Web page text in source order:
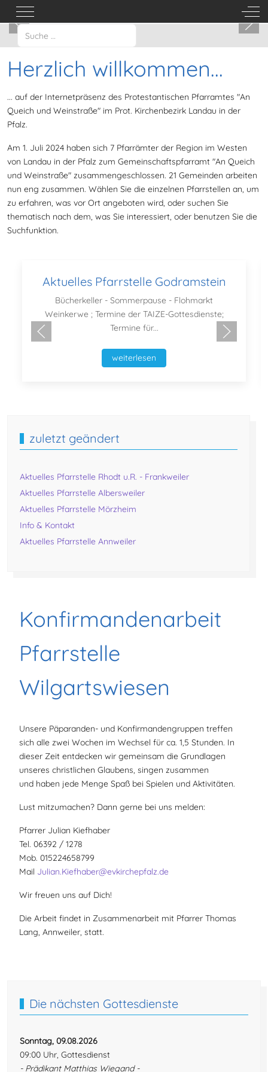
Mobile Menu Toggle
Off-
Suchbegriff eingeben:
Herzlich willkommen...
... auf der Internetpräsenz des Protestantischen Pfarramtes "An
Queich und Weinstraße" im Prot. Kirchenbezirk Landau in der
Pfalz.
Am 1. Juli 2024 haben sich 7 Pfarrämter der Region im Westen
von Landau in der Pfalz zum Gemeinschaftspfarramt "An Queich
und Weinstraße" zusammengeschlossen. 21 Gemeinden arbeiten
nun eng zusammen. Wählen Sie die einzelnen Pfarrstellen an, um
zu erfahren, was vor Ort angeboten wird, oder suchen Sie
thematisch nach dem, was Sie interessiert, oder benutzen Sie die
Suchfunktion.
Aktuelles Pfarrstelle Godramstein
Bücherkeller - Sommerpause - Flohmarkt
Weinkerwe ; Termine der TAIZE-Gottesdienste;
Termine für...
weiterlesen
zuletzt geändert
Aktuelles Pfarrstelle Rhodt u.R. - Frankweiler
Aktuelles Pfarrstelle Albersweiler
Aktuelles Pfarrstelle Mörzheim
Info & Kontakt
Aktuelles Pfarrstelle Annweiler
Konfirmandenarbeit
Pfarrstelle
Wilgartswiesen
Unsere Päparanden- und Konfirmandengruppen treffen
sich alle zwei Wochen im Wechsel für ca. 1,5 Stunden. In
dieser Zeit entdecken wir gemeinsam die Grundlagen
unseres christlichen Glaubens, singen zusammen
und haben jede Menge Spaß bei Spielen und Aktivitäten.
Lust mitzumachen? Dann gerne bei uns melden:
Pfarrer Julian Kiefhaber
Tel. 06392 / 1278
Mob. 015224658799
Mail Julian.Kiefhaber@evkirchepfalz.de
Wir freuen uns auf Dich!
Die Arbeit findet in Zusammenarbeit mit Pfarrer Thomas
Lang, Annweiler, statt.
Die nächsten Gottesdienste
Sonntag, 09.08.2026
09:00 Uhr, Gottesdienst
- Prädikant Matthias Wiegand -